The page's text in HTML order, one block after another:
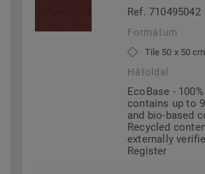
Ref. 710495042
Formátum
Tile 50 x 50 cm
Hátoldal
EcoBase -
contains up to
and bio-based
Recycled
externally
Register